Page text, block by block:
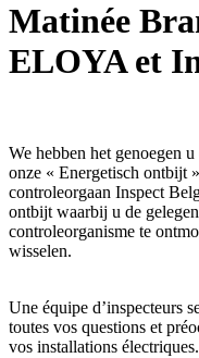
Matinée
ELOYA et
We hebben het genoegen
onze « Energetisch ontbijt
controleorgaan Inspect
ontbijt waarbij u de
controleorganisme te
wisselen.
Une équipe d’inspecteurs
toutes vos questions et
vos installations électriques.